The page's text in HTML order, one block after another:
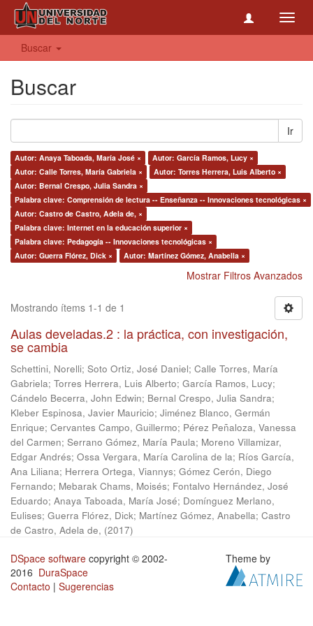
Buscar
Buscar
Ir
Autor: Anaya Taboada, María José ×
Autor: García Ramos, Lucy ×
Autor: Calle Torres, María Gabriela ×
Autor: Torres Herrera, Luis Alberto ×
Autor: Bernal Crespo, Julia Sandra ×
Palabra clave: Comprensión de lectura -- Enseñanza -- Innovaciones tecnológicas ×
Autor: Castro de Castro, Adela de, ×
Palabra clave: Internet en la educación superior ×
Palabra clave: Pedagogía -- Innovaciones tecnológicas ×
Autor: Guerra Flórez, Dick ×
Autor: Martínez Gómez, Anabella ×
Mostrar Filtros Avanzados
Mostrando ítems 1-1 de 1
Aulas develadas.2 : la práctica, con investigación,
se cambia
Schettini, Norelli; Soto Ortiz, José Daniel; Calle Torres, María
Gabriela; Torres Herrera, Luis Alberto; García Ramos, Lucy;
Cándelo Becerra, John Edwin; Bernal Crespo, Julia Sandra;
Kleber Espinosa, Javier Mauricio; Jiménez Blanco, Germán
Enrique; Cervantes Campo, Guillermo; Pérez Peñaloza, Vanessa
del Carmen; Serrano Gómez, María Paula; Moreno Villamizar,
Edgar Andrés; Ossa Vergara, María Carolina de la; Ríos García,
Ana Liliana; Herrera Ortega, Viannys; Gómez Cerón, Diego
Fernando; Mebarak Chams, Moisés; Fontalvo Hernández, José
Eduardo; Anaya Taboada, María José; Domínguez Merlano,
Eulises; Guerra Flórez, Dick; Martínez Gómez, Anabella; Castro
de Castro, Adela de, (2017)
DSpace software copyright © 2002-
2016 DuraSpace
Contacto | Sugerencias
Theme by